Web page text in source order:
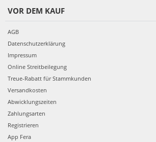
VOR DEM KAUF
AGB
Datenschutzerklärung
Impressum
Online Streitbeilegung
Treue-Rabatt für Stammkunden
Versandkosten
Abwicklungszeiten
Zahlungsarten
Registrieren
App Fera